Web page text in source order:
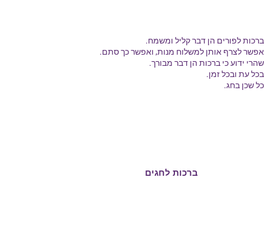
ברכות לפורים הן דבר קליל ומשמח.
אפשר לצרף אותן למשלוח מנות, ואפשר כך סתם.
שהרי ידוע כי ברכות הן דבר מבורך.
בכל עת ובכל זמן.
כל שכן בחג.
ברכות לחגים